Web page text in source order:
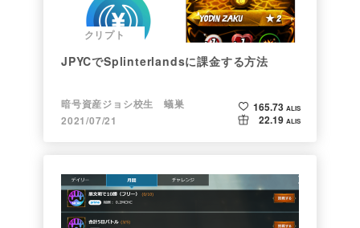
クリプト
JPYCでSplinterlandsに課金する方法
暗号資産ジョシ校生 蟻巣
2021/07/21
165.73 ALIS
22.19 ALIS